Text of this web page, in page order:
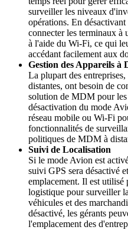
surveiller les niveaux
opérations. En
connecter les terminaux à
à l'aide du Wi-Fi, ce qui
accédant facilement aux
Gestion des Appareils à
La plupart des
distantes, ont besoin de
solution de MDM pour les
désactivation du mode
réseau mobile ou Wi-Fi
fonctionnalités de
politiques de MDM à
Suivi de Localisation
Si le mode Avion est
suivi GPS sera désactivé
emplacement. Il est utilisé
logistique pour surveiller
véhicules et des
désactivé, les gérants
l'emplacement des